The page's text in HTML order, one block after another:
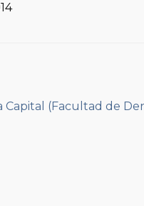
(Facultad de